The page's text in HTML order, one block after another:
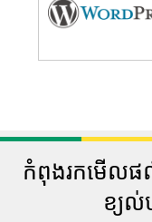
កំពុងរកមើល
ខ្យល់